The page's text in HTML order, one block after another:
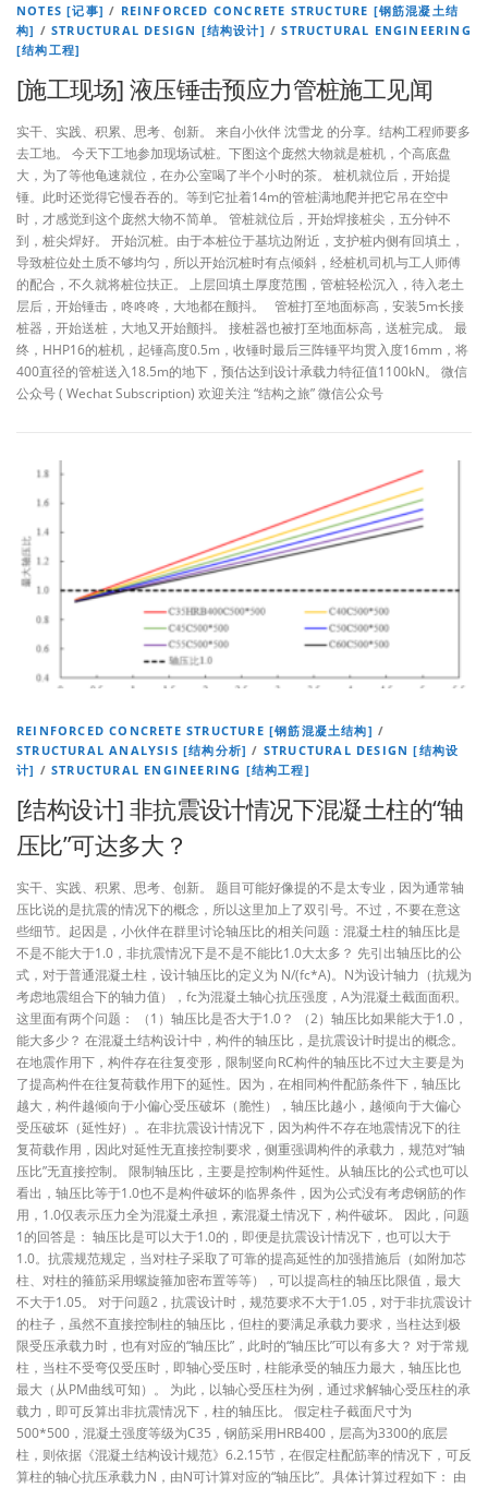
NOTES [记事] / REINFORCED CONCRETE STRUCTURE [钢筋混凝土结
构] /STRUCTURAL DESIGN [结构设计] /STRUCTURAL ENGINEERING
[结构工程]
[施工现场] 液压锤击预应力管桩施工见闻
实干、实践、积累、思考、创新。 来自小伙伴 沈雪龙 的分享。结构工程师要多
去工地。 今天下工地参加现场试桩。下图这个庞然大物就是桩机，个高底盘
大，为了等他龟速就位，在办公室喝了半个小时的茶。 桩机就位后，开始提
锤。此时还觉得它慢吞吞的。等到它扯着14m的管桩满地爬并把它吊在空中
时，才感觉到这个庞然大物不简单。 管桩就位后，开始焊接桩尖，五分钟不
到，桩尖焊好。 开始沉桩。由于本桩位于基坑边附近，支护桩内侧有回填土，
导致桩位处土质不够均匀，所以开始沉桩时有点倾斜，经桩机司机与工人师傅
的配合，不久就将桩位扶正。 上层回填土厚度范围，管桩轻松沉入，待入老土
层后，开始锤击，咚咚咚，大地都在颤抖。 管桩打至地面标高，安装5m长接
桩器，开始送桩，大地又开始颤抖。 接桩器也被打至地面标高，送桩完成。 最
终，HHP16的桩机，起锤高度0.5m，收锤时最后三阵锤平均贯入度16mm，将
400直径的管桩送入18.5m的地下，预估达到设计承载力特征值1100kN。 微信
公众号 ( Wechat Subscription) 欢迎关注 “结构之旅” 微信公众号
REINFORCED CONCRETE STRUCTURE [钢筋混凝土结构] /
STRUCTURAL ANALYSIS [结构分析] / STRUCTURAL DESIGN [结构设
计] /STRUCTURAL ENGINEERING [结构工程]
[结构设计] 非抗震设计情况下混凝土柱的“轴
压比”可达多大？
实干、实践、积累、思考、创新。 题目可能好像提的不是太专业，因为通常轴
压比说的是抗震的情况下的概念，所以这里加上了双引号。不过，不要在意这
些细节。起因是，小伙伴在群里讨论轴压比的相关问题：混凝土柱的轴压比是
不是不能大于1.0，非抗震情况下是不是不能比1.0大太多？ 先引出轴压比的公
式，对于普通混凝土柱，设计轴压比的定义为 N/(fc*A)。N为设计轴力（抗规为
考虑地震组合下的轴力值），fc为混凝土轴心抗压强度，A为混凝土截面面积。
这里面有两个问题： （1）轴压比是否大于1.0？ （2）轴压比如果能大于1.0，
能大多少？ 在混凝土结构设计中，构件的轴压比，是抗震设计时提出的概念。
在地震作用下，构件存在往复变形，限制竖向RC构件的轴压比不过大主要是为
了提高构件在往复荷载作用下的延性。因为，在相同构件配筋条件下，轴压比
越大，构件越倾向于小偏心受压破坏（脆性），轴压比越小，越倾向于大偏心
受压破坏（延性好）。在非抗震设计情况下，因为构件不存在地震情况下的往
复荷载作用，因此对延性无直接控制要求，侧重强调构件的承载力，规范对“轴
压比”无直接控制。 限制轴压比，主要是控制构件延性。从轴压比的公式也可以
看出，轴压比等于1.0也不是构件破坏的临界条件，因为公式没有考虑钢筋的作
用，1.0仅表示压力全为混凝土承担，素混凝土情况下，构件破坏。 因此，问题
1的回答是： 轴压比是可以大于1.0的，即便是抗震设计情况下，也可以大于
1.0。抗震规范规定，当对柱子采取了可靠的提高延性的加强措施后（如附加芯
柱、对柱的箍筋采用螺旋箍加密布置等等），可以提高柱的轴压比限值，最大
不大于1.05。 对于问题2，抗震设计时，规范要求不大于1.05，对于非抗震设计
的柱子，虽然不直接控制柱的轴压比，但柱的要满足承载力要求，当柱达到极
限受压承载力时，也有对应的“轴压比”，此时的“轴压比”可以有多大？ 对于常规
柱，当柱不受弯仅受压时，即轴心受压时，柱能承受的轴压力最大，轴压比也
最大（从PM曲线可知）。 为此，以轴心受压柱为例，通过求解轴心受压柱的承
载力，即可反算出非抗震情况下，柱的轴压比。 假定柱子截面尺寸为
500*500，混凝土强度等级为C35，钢筋采用HRB400，层高为3300的底层
柱，则依据《混凝土结构设计规范》6.2.15节，在假定柱配筋率的情况下，可反
算柱的轴心抗压承载力N，由N可计算对应的“轴压比”。具体计算过程如下： 由